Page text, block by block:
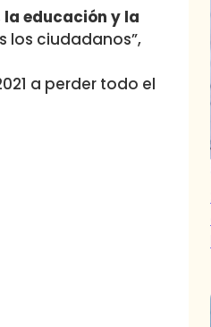
educación y la
los ciudadanos”,
a perder todo el